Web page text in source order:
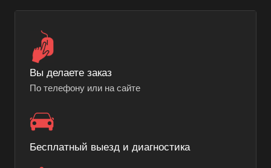
Вы делаете заказ
По телефону или на сайте
Бесплатный выезд и диагностика